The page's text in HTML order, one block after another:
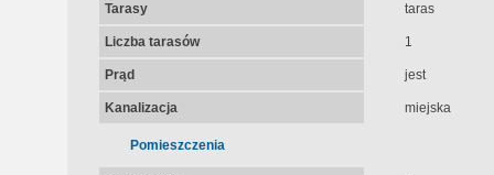
Tarasy taras
Liczba tarasów 1
Prąd jest
Kanalizacja miejska
Pomieszczenia